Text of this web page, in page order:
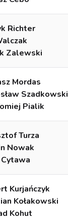
Richter
Zalewski
Mordas
Szadkowski
Pialik
Turza
Nowak
Cytawa
Kurjańczyk
Kołakowski
Kohut